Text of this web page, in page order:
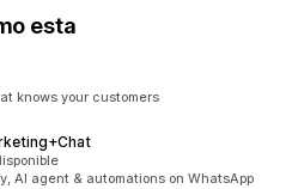
esta
knows your customers
AI agent & automations on WhatsApp